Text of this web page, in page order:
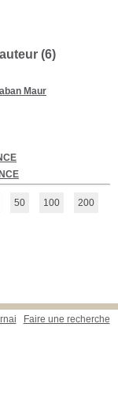
(6)
Maur
50 100 200
Faire une recherche